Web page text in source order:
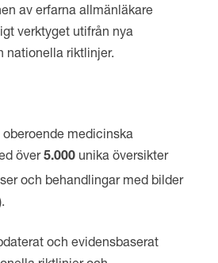
av erfarna allmänläkare
verktyget utifrån nya
nationella riktlinjer.
medicinska
över5.000 unika översikter
och behandlingar med bilder
och evidensbaserat